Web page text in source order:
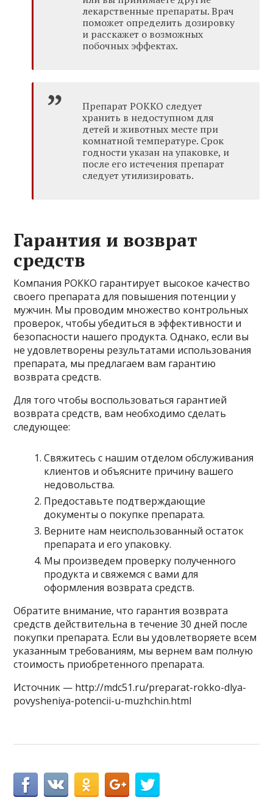
лекарственные препараты. Врач
поможет определить дозировку
и расскажет о возможных
побочных эффектах.
Препарат РОККО следует
хранить в недоступном для
детей и животных месте при
комнатной температуре. Срок
годности указан на упаковке, и
после его истечения препарат
следует утилизировать.
Гарантия и возврат
средств
Компания РОККО гарантирует высокое качество
своего препарата для повышения потенции у
мужчин. Мы проводим множество контрольных
проверок, чтобы убедиться в эффективности и
безопасности нашего продукта. Однако, если вы
не удовлетворены результатами использования
препарата, мы предлагаем вам гарантию
возврата средств.
Для того чтобы воспользоваться гарантией
возврата средств, вам необходимо сделать
следующее:
Свяжитесь с нашим отделом обслуживания
клиентов и объясните причину вашего
недовольства.
Предоставьте подтверждающие
документы о покупке препарата.
Верните нам неиспользованный остаток
препарата и его упаковку.
Мы произведем проверку полученного
продукта и свяжемся с вами для
оформления возврата средств.
Обратите внимание, что гарантия возврата
средств действительна в течение 30 дней после
покупки препарата. Если вы удовлетворяете всем
указанным требованиям, мы вернем вам полную
стоимость приобретенного препарата.
Источник — http://mdc51.ru/preparat-rokko-dlya-
povysheniya-potencii-u-muzhchin.html